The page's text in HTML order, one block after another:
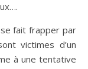
fait frapper par
victimes d’un
à une tentative